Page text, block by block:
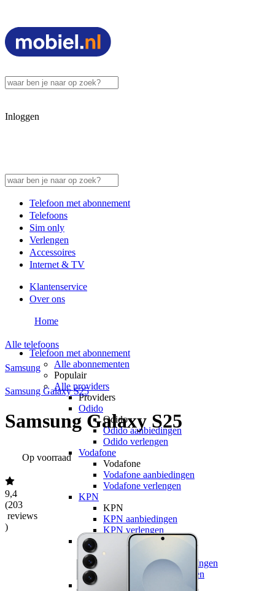
Inloggen
Telefoon met abonnement
Telefoons
Sim only
Verlengen
Accessoires
Internet & TV
Klantenservice
Over ons
Telefoon met abonnement
Alle abonnementen
Populair
Alle providers
Providers
Odido
Odido
Odido aanbiedingen
Odido verlengen
Vodafone
Vodafone
Vodafone aanbiedingen
Vodafone verlengen
KPN
KPN
KPN aanbiedingen
KPN verlengen
hollandsnieuwe
hollandsnieuwe
hollandsnieuwe aanbiedingen
hollandsnieuwe verlengen
Ben
Home
Alle telefoons
Samsung
Samsung Galaxy S25
Samsung Galaxy S25
Op voorraad
9,4
(203
reviews
)